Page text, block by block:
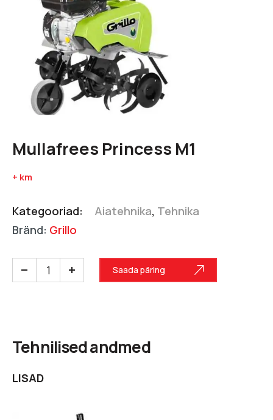
Mullafrees Princess M1
+ km
Kategooriad: Aiatehnika, Tehnika
Bränd: Grillo
Saada päring
Tehnilised andmed
LISAD